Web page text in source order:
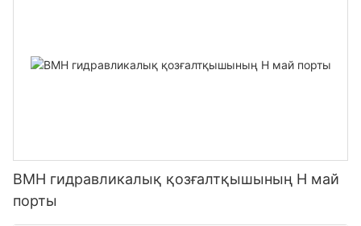
BMH гидравликалық қозғалтқышының H май
порты